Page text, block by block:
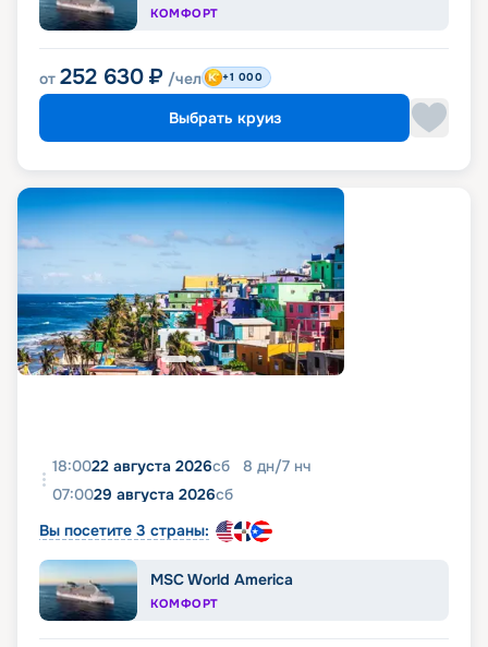
КОМФОРТ
от 252 630 ₽ /чел +1 000
Выбрать круиз
18:0022 августа 2026сб 8 дн/7 нч
07:0029 августа 2026сб
Вы посетите 3 страны:
MSC World America
КОМФОРТ